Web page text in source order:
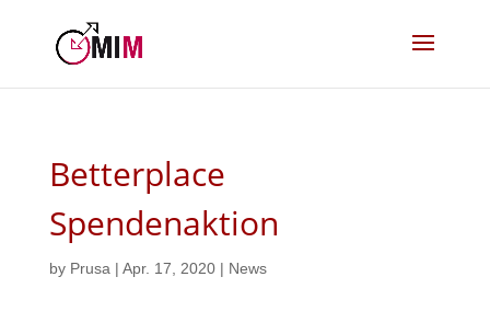
Betterplace
Spendenaktion
by Prusa | Apr. 17, 2020| News